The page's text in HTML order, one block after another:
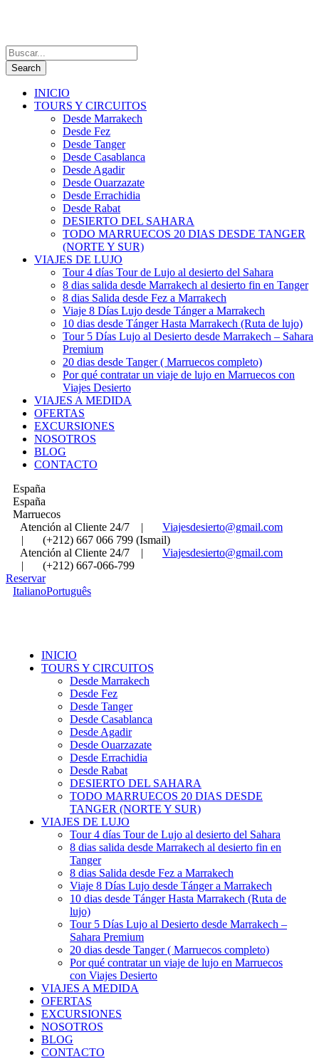
INICIO
TOURS Y CIRCUITOS
Desde Marrakech
Desde Fez
Desde Tanger
Desde Casablanca
Desde Agadir
Desde Ouarzazate
Desde Errachidia
Desde Rabat
DESIERTO DEL SAHARA
TODO MARRUECOS 20 DIAS DESDE TANGER
(NORTE Y SUR)
VIAJES DE LUJO
Tour 4 días Tour de Lujo al desierto del Sahara
8 dias salida desde Marrakech al desierto fin en Tanger
8 dias Salida desde Fez a Marrakech
Viaje 8 Días Lujo desde Tánger a Marrakech
10 dias desde Tánger Hasta Marrakech (Ruta de lujo)
Tour 5 Días Lujo al Desierto desde Marrakech – Sahara
Premium
20 dias desde Tanger ( Marruecos completo)
Por qué contratar un viaje de lujo en Marruecos con
Viajes Desierto
VIAJES A MEDIDA
OFERTAS
EXCURSIONES
NOSOTROS
BLOG
CONTACTO
España
España
Marruecos
Atención al Cliente 24/7
|
Viajesdesierto@gmail.com
|
(+212) 667 066 799 (Ismail)
Atención al Cliente 24/7
|
Viajesdesierto@gmail.com
|
(+212) 667-066-799
Reservar
ItalianoPortuguês
INICIO
TOURS Y CIRCUITOS
Desde Marrakech
Desde Fez
Desde Tanger
Desde Casablanca
Desde Agadir
Desde Ouarzazate
Desde Errachidia
Desde Rabat
DESIERTO DEL SAHARA
TODO MARRUECOS 20 DIAS DESDE
TANGER (NORTE Y SUR)
VIAJES DE LUJO
Tour 4 días Tour de Lujo al desierto del Sahara
8 dias salida desde Marrakech al desierto fin en
Tanger
8 dias Salida desde Fez a Marrakech
Viaje 8 Días Lujo desde Tánger a Marrakech
10 dias desde Tánger Hasta Marrakech (Ruta de
lujo)
Tour 5 Días Lujo al Desierto desde Marrakech –
Sahara Premium
20 dias desde Tanger ( Marruecos completo)
Por qué contratar un viaje de lujo en Marruecos
con Viajes Desierto
VIAJES A MEDIDA
OFERTAS
EXCURSIONES
NOSOTROS
BLOG
CONTACTO